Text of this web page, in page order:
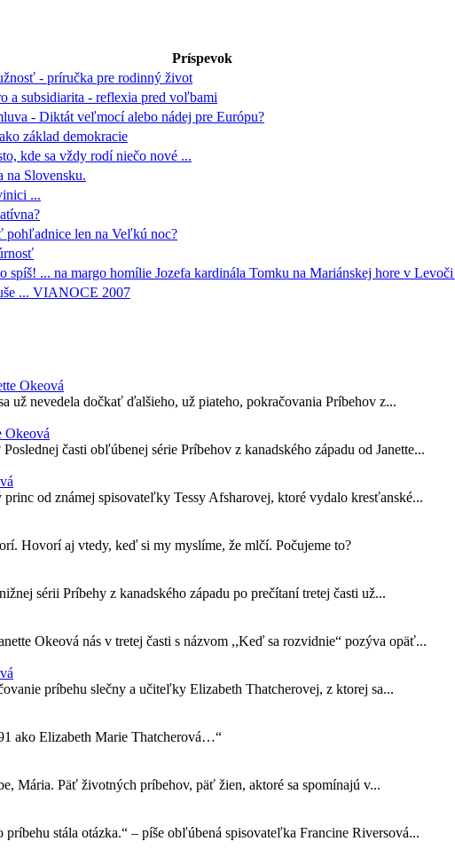
Príspevok
- príručka pre rodinný život
a subsidiarita - reflexia pred voľbami
- Diktát veľmocí alebo nádej pre Európu?
základ demokracie
kde sa vždy rodí niečo nové ...
na Slovensku.
...
pohľadnice len na Veľkú noc?
spíš! ... na margo homílie Jozefa kardinála Tomku na Mariánskej hore v
... VIANOCE 2007
Okeová
už nevedela dočkať ďalšieho, už piateho, pokračovania Príbehov z...
Okeová
časti obľúbenej série Príbehov z kanadského západu od Janette...
od známej spisovateľky Tessy Afsharovej, ktoré vydalo kresťanské...
Hovorí aj vtedy, keď si my myslíme, že mlčí. Počujeme to?
sérii Príbehy z kanadského západu po prečítaní tretej časti už...
Okeová nás v tretej časti s názvom ,,Keď sa rozvidnie“ pozýva opäť...
príbehu slečny a učiteľky Elizabeth Thatcherovej, z ktorej sa...
ako Elizabeth Marie Thatcherová…“
Mária. Päť životných príbehov, päť žien, aktoré sa spomínajú v...
príbehu stála otázka.“ – píše obľúbená spisovateľka Francine Riversová...